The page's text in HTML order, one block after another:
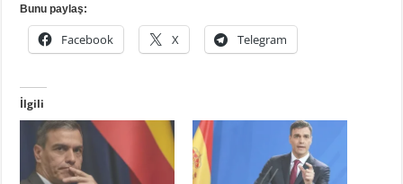
Bunu paylaş:
Facebook X Telegram
İlgili